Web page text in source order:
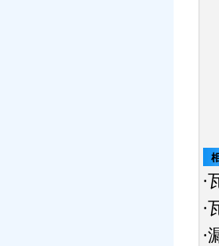
·
·
·